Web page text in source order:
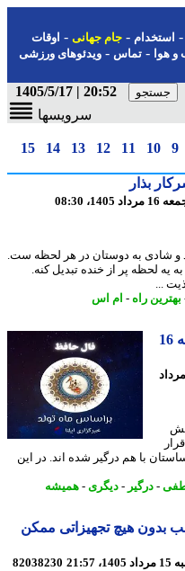
- جام جهانی-اوقات
-تماس-ویدئوهای ورزشی
20:52 | 1405/5/17
سرویسها
10
11
12
13
14
15
به دوستان در هر لحظه ست.
پر از خنده تبدیل کنه.
راه- ام اس
16
با هم درگیر شده اند. در این
-درگیر-دیگری- همیشه
هیچ تجهیزاتی ممکن
82038230